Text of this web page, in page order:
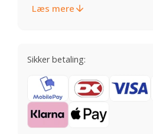
Læs mere
Sikker betaling: